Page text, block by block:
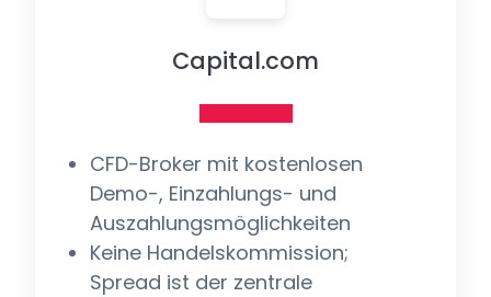
Capital.com
CFD-Broker mit kostenlosen
Demo-, Einzahlungs- und
Auszahlungsmöglichkeiten
Keine Handelskommission;
Spread ist der zentrale